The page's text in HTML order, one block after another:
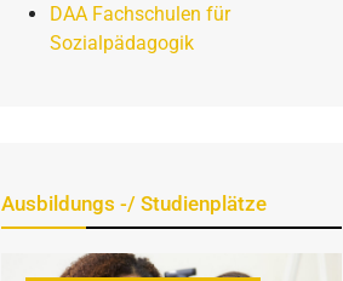
DAA Fachschulen für
Sozialpädagogik
Ausbildungs -/ Studienplätze